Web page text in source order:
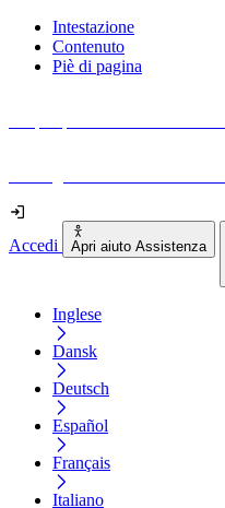
Intestazione
Contenuto
Piè di pagina
Accedi Apri aiuto Assistenza
Inglese
Dansk
Deutsch
Español
Français
Italiano